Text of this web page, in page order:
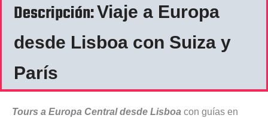
Descripción:Viaje a Europa
desde Lisboa con Suiza y
París
Tours a Europa Central desde Lisboa con guías en